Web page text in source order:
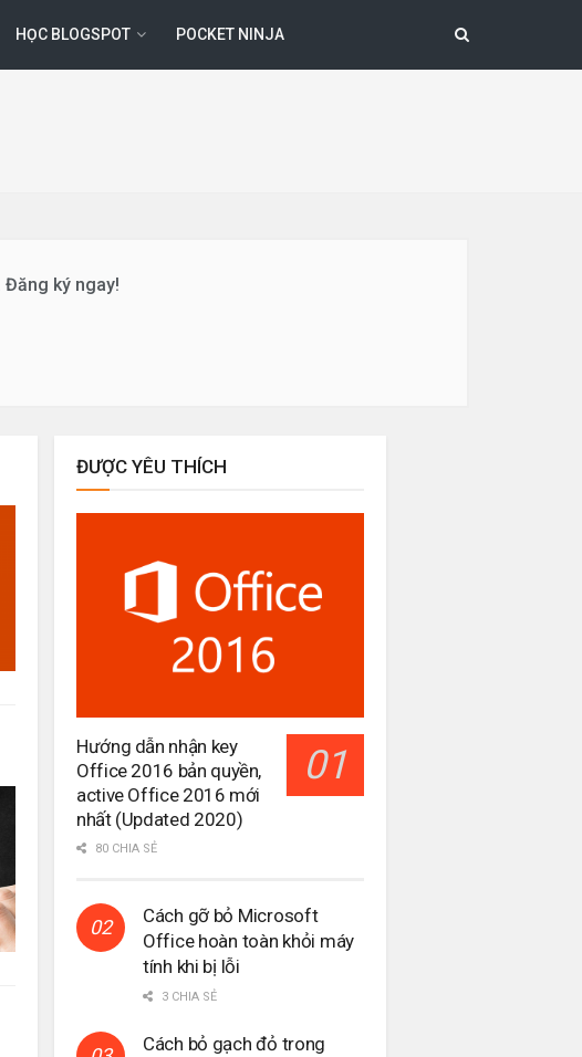
HỌC BLOGSPOT POCKET NINJA
Đăng ký ngay!
ĐƯỢC YÊU THÍCH
Hướng dẫn nhận key
Office 2016 bản quyền,
active Office 2016 mới
nhất (Updated 2020)
80 CHIA SẺ
Cách gỡ bỏ Microsoft
Office hoàn toàn khỏi máy
tính khi bị lỗi
3 CHIA SẺ
Cách bỏ gạch đỏ trong